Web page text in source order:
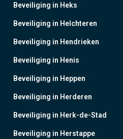
Beveiliging in Heks
Beveiliging in Helchteren
Beveiliging in Hendrieken
Beveiliging in Henis
Beveiliging in Heppen
Beveiliging in Herderen
Beveiliging in Herk-de-Stad
Beveiliging in Herstappe